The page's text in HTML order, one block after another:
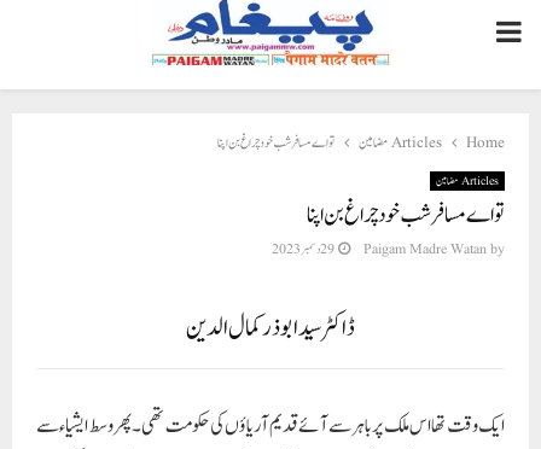
PRIMARY
MENU
Home Articles مضامین تو اے مسافر شب خود چراغ بن اپنا
Articles مضامین
تو اے مسافر شب خود چراغ بن اپنا
by
Paigam Madre Watan 29 دسمبر 2023
ڈاکٹر سید ابوذر کمال الدین
ایک وقت تھا اس ملک پر باہر سے آئے قدیم آریاؤں کی حکومت تھی۔ پھر وسط ایشیاء سے